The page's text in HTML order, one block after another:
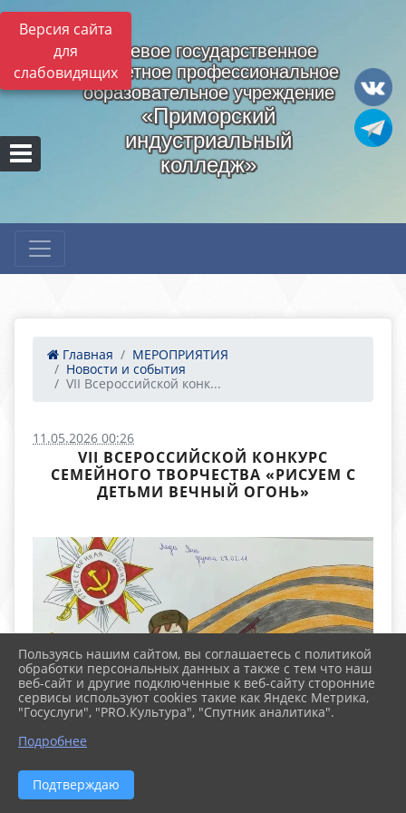
Версия сайта
для
слабовидящих
Краевое государственное
бюджетное профессиональное
образовательное учреждение
«Приморский
индустриальный
колледж»
Главная
МЕРОПРИЯТИЯ
Новости и события
VII Всероссийской конк...
11.05.2026 00:26
VII ВСЕРОССИЙСКОЙ КОНКУРС
СЕМЕЙНОГО ТВОРЧЕСТВА «РИСУЕМ С
ДЕТЬМИ ВЕЧНЫЙ ОГОНЬ»
Пользуясь нашим сайтом, вы соглашаетесь с политикой
обработки персональных данных а также с тем что наш
веб-сайт и другие подключенные к веб-сайту сторонние
сервисы используют cookies такие как Яндекс Метрика,
"Госуслуги", "PRO.Культура", "Спутник аналитика".
Подробнее
Подтверждаю